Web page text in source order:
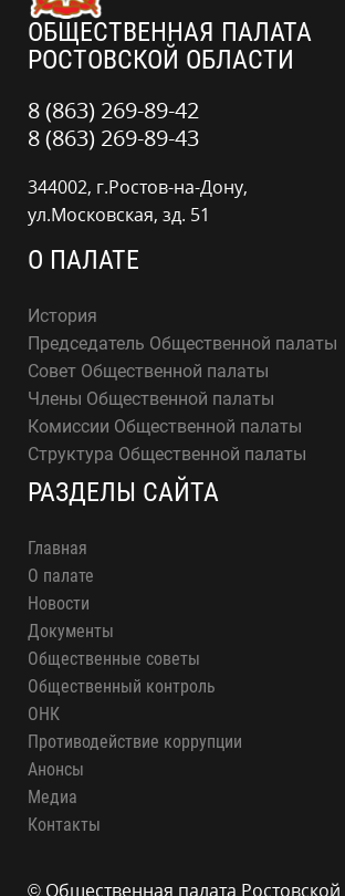
ОБЩЕСТВЕННАЯ ПАЛАТА
РОСТОВСКОЙ ОБЛАСТИ
8 (863) 269-89-42
8 (863) 269-89-43
344002, г.Ростов-на-Дону,
ул.Московская, зд. 51
О ПАЛАТЕ
История
Председатель Общественной палаты
Совет Общественной палаты
Члены Общественной палаты
Комиссии Общественной палаты
Структура Общественной палаты
РАЗДЕЛЫ САЙТА
Главная
О палате
Новости
Документы
Общественные советы
Общественный контроль
ОНК
Противодействие коррупции
Анонсы
Медиа
Контакты
© Общественная палата Ростовской